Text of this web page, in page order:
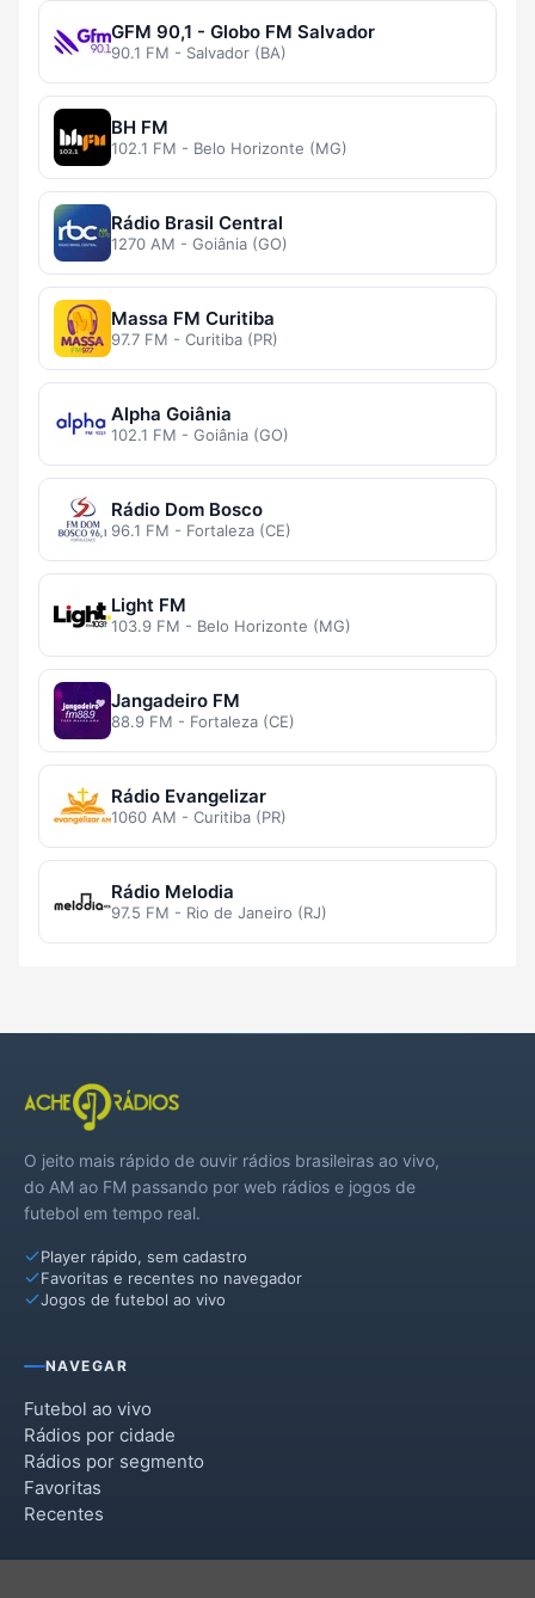
GFM 90,1 - Globo FM Salvador
90.1 FM - Salvador (BA)
BH FM
102.1 FM - Belo Horizonte (MG)
Rádio Brasil Central
1270 AM - Goiânia (GO)
Massa FM Curitiba
97.7 FM - Curitiba (PR)
Alpha Goiânia
102.1 FM - Goiânia (GO)
Rádio Dom Bosco
96.1 FM - Fortaleza (CE)
Light FM
103.9 FM - Belo Horizonte (MG)
Jangadeiro FM
88.9 FM - Fortaleza (CE)
Rádio Evangelizar
1060 AM - Curitiba (PR)
Rádio Melodia
97.5 FM - Rio de Janeiro (RJ)
O jeito mais rápido de ouvir rádios brasileiras ao vivo,
do AM ao FM passando por web rádios e jogos de
futebol em tempo real.
Player rápido, sem cadastro
Favoritas e recentes no navegador
Jogos de futebol ao vivo
NAVEGAR
Futebol ao vivo
Rádios por cidade
Rádios por segmento
Favoritas
Recentes